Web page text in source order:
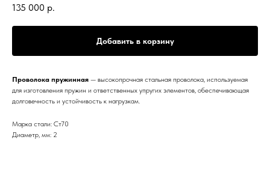
135 000 р.
Добавить в корзину
Проволока пружинная — высокопрочная стальная проволока, используемая
для изготовления пружин и ответственных упругих элементов, обеспечивающая
долговечность и устойчивость к нагрузкам.
Марка стали: Ст70
Диаметр, мм: 2